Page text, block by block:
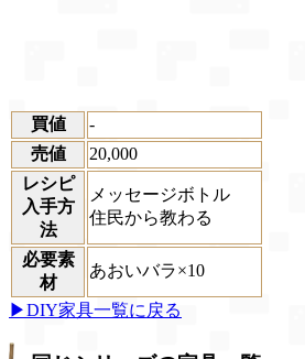
買値
-
売値
20,000
レシピ
入手方
法
メッセージボトル
住民から教わる
必要素
材
あおいバラ×10
▶DIY家具一覧に戻る